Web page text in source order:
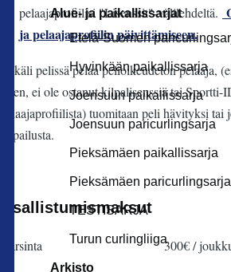
Alue- ja paikallissarjat
Etelä-Suomen
Hyvinkään paikallissarja
Joensuun paikallissarja
Joensuun paricurlingsarja
Pieksämäen paikallissarja
Pieksämäen paricurlingsarja
TESTISARJA
Turun curlingliiga
Arkisto
pelaajaprofiilisi "Lisenssit"-välilehdeltä.
ja pelaajaprofiilin päivittämiseen.
Mikäli pelissä pelaa pelioikeudeton pelaaja,
jäsen, ei ole ostanut kilpalisenssiä tai
pelaajaprofiilista) tuomitaan peli hävityksi
kilpailusta.
Osallistumismaksut
Karsinta 300€ /